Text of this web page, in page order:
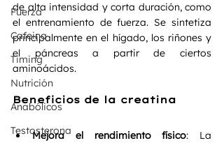
Fuerza
Cafeina
Timing
Nutrición
Anabólicos
Testosterona
de alta intensidad y corta duración, como
el entrenamiento de fuerza. Se sintetiza
principalmente en el hígado, los riñones y
el páncreas a partir de ciertos
aminoácidos.
Beneficios de la creatina
Mejora el rendimiento físico: La